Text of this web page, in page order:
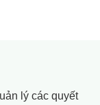
lý các quyết